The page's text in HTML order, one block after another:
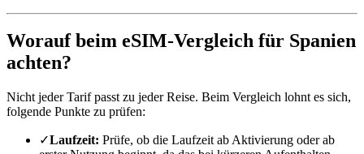
Worauf beim eSIM-Vergleich für Spanien
achten?
Nicht jeder Tarif passt zu jeder Reise. Beim Vergleich lohnt es sich,
folgende Punkte zu prüfen:
✓Laufzeit: Prüfe, ob die Laufzeit ab Aktivierung oder ab